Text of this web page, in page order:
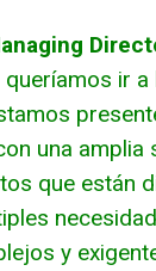
queríamos ir
una amplia
que están
y